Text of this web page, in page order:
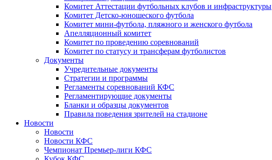
Комитет Аттестации футбольных клубов и инфраструктуры
Комитет Детско-юношеского футбола
Комитет мини-футбола, пляжного и женского футбола
Апелляционный комитет
Комитет по проведению соревнований
Комитет по статусу и трансферам футболистов
Документы
Учредительные документы
Стратегии и программы
Регламенты соревнований КФС
Регламентирующие документы
Бланки и образцы документов
Правила поведения зрителей на стадионе
Новости
Новости
Новости КФС
Чемпионат Премьер-лиги КФС